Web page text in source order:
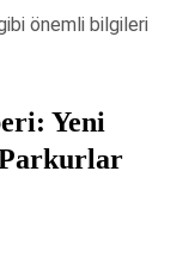
önemli bilgileri
Yeni